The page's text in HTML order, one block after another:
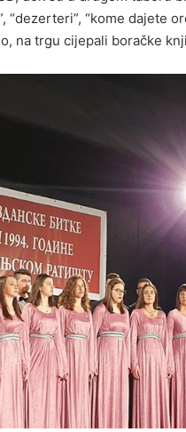
“kome dajete
na trgu cijepali boračke